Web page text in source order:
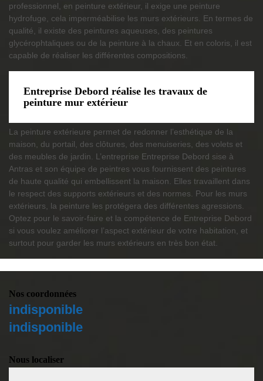
professionnel, en peinture extérieur, il exige une peinture
hydrofuge, cela imperméabilise les murs extérieurs. En termes de
qualité, il existe des peintures aqueuses, des peintures
glycérophtaliques ou de la peinture à la chaux. Et en coloris, il est
capable de réaliser les différentes compositions.
Entreprise Debord réalise les travaux de
peinture mur extérieur
La peinture extérieure permet de redonner l’esthétique de la
maison, du portail, des clôtures, des menuiseries, des volets et
des meubles de jardin. L’entreprise Entreprise Debord sise à
Antras et son équipe de peintres vous fournissent des peintures
de haute qualité qui embellissent la maison. Elles travaillent dans
le respect des supports extérieurs et des normes. Pour les murs
extérieurs, la peinture les protégera des différentes agressions.
Optez pour le savoir-faire et la compétence de Entreprise Debord
si vous voulez améliorer l’aspect extérieur de votre habitation, et
surtout pour garder les murs extérieurs en très bon état.
Nos coordonnées
indisponible
indisponible
Nous localiser